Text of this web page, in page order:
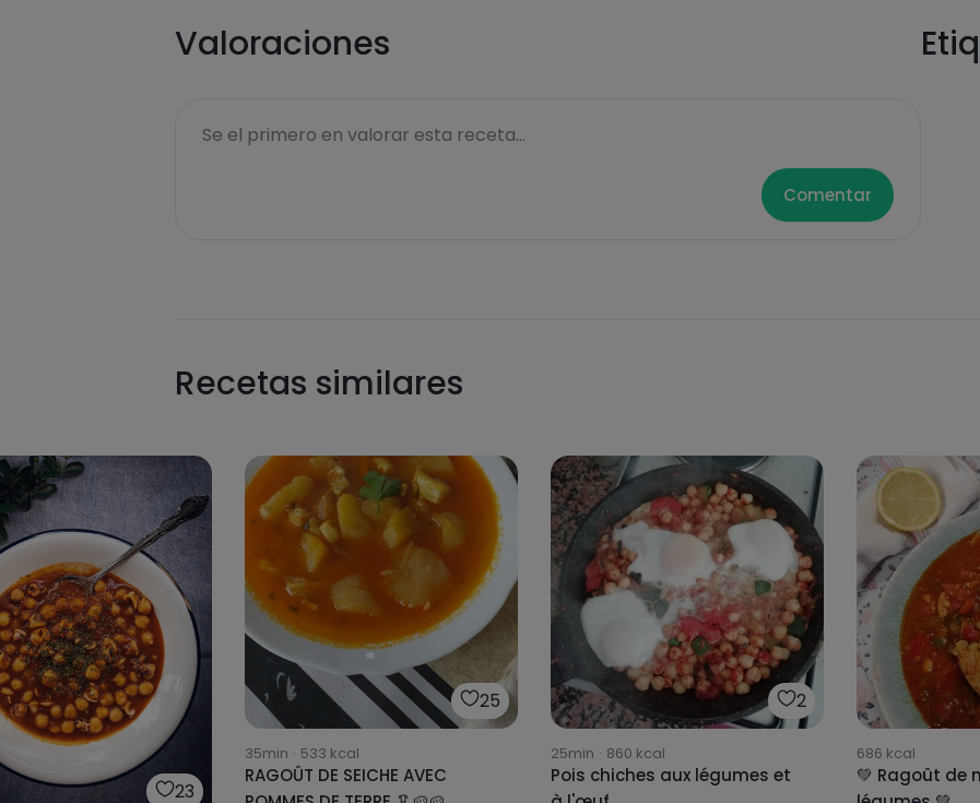
Valoraciones
Se el primero en valorar esta receta...
Comentar
Recetas similares
23
25
35min · 533 kcal
RAGOÛT DE SEICHE AVEC
2
25min · 860 kcal
Pois chiches aux légumes et
686 kcal
💚 Ragoût de